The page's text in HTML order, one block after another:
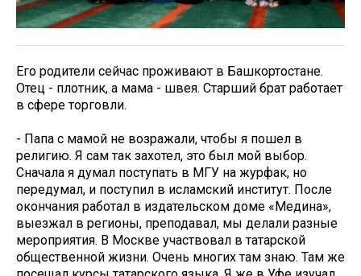
Его родители сейчас проживают в Башкортостане.
Отец - плотник, а мама - швея. Старший брат работает
в сфере торговли.
- Папа с мамой не возражали, чтобы я пошел в
религию. Я сам так захотел, это был мой выбор.
Сначала я думал поступать в МГУ на журфак, но
передумал, и поступил в исламский институт. После
окончания работал в издательском доме «Медина»,
выезжал в регионы, преподавал, мы делали разные
мероприятия. В Москве участвовал в татарской
общественной жизни. Очень многих там знаю. Там же